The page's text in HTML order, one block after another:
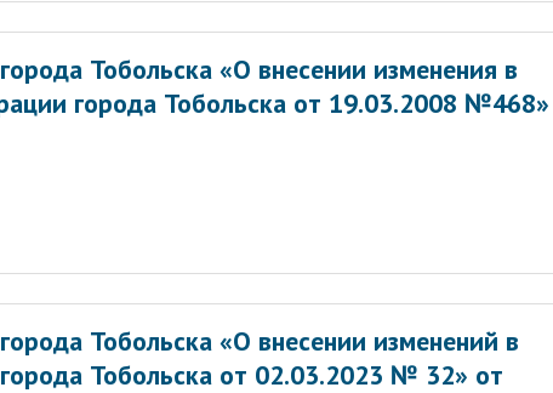
Тобольска «О внесении изменения в
города Тобольска от 19.03.2008 №468»
Тобольска «О внесении изменений в
Тобольска от 02.03.2023 № 32» от